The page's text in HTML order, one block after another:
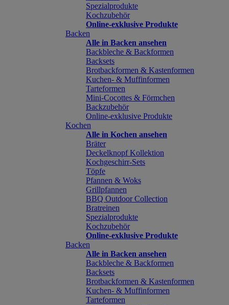
Spezialprodukte
Kochzubehör
Online-exklusive Produkte
Backen
Alle in Backen ansehen
Backbleche & Backformen
Backsets
Brotbackformen & Kastenformen
Kuchen- & Muffinformen
Tarteformen
Mini-Cocottes & Förmchen
Backzubehör
Online-exklusive Produkte
Kochen
Alle in Kochen ansehen
Bräter
Deckelknopf Kollektion
Kochgeschirr-Sets
Töpfe
Pfannen & Woks
Grillpfannen
BBQ Outdoor Collection
Bratreinen
Spezialprodukte
Kochzubehör
Online-exklusive Produkte
Backen
Alle in Backen ansehen
Backbleche & Backformen
Backsets
Brotbackformen & Kastenformen
Kuchen- & Muffinformen
Tarteformen